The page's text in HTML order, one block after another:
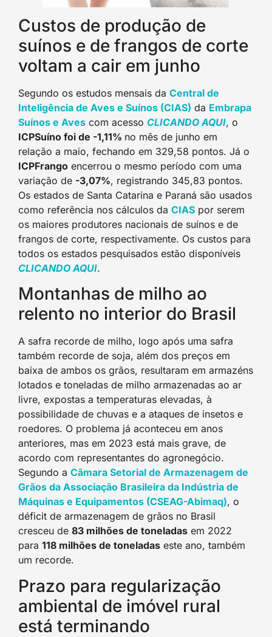
Custos de produção de
suínos e de frangos de corte
voltam a cair em junho
Segundo os estudos mensais da Central de
Inteligência de Aves e Suínos (CIAS) da Embrapa
Suínos e Aves com acesso CLICANDO AQUI, o
ICPSuíno foi de -1,11% no mês de junho em
relação a maio, fechando em 329,58 pontos. Já o
ICPFrango encerrou o mesmo período com uma
variação de -3,07%, registrando 345,83 pontos.
Os estados de Santa Catarina e Paraná são usados
como referência nos cálculos da CIAS por serem
os maiores produtores nacionais de suínos e de
frangos de corte, respectivamente. Os custos para
todos os estados pesquisados estão disponíveis
CLICANDO AQUI.
Montanhas de milho ao
relento no interior do Brasil
A safra recorde de milho, logo após uma safra
também recorde de soja, além dos preços em
baixa de ambos os grãos, resultaram em armazéns
lotados e toneladas de milho armazenadas ao ar
livre, expostas a temperaturas elevadas, à
possibilidade de chuvas e a ataques de insetos e
roedores. O problema já aconteceu em anos
anteriores, mas em 2023 está mais grave, de
acordo com representantes do agronegócio.
Segundo a Câmara Setorial de Armazenagem de
Grãos da Associação Brasileira da Indústria de
Máquinas e Equipamentos (CSEAG-Abimaq), o
déficit de armazenagem de grãos no Brasil
cresceu de 83 milhões de toneladas em 2022
para 118 milhões de toneladas este ano, também
um recorde.
Prazo para regularização
ambiental de imóvel rural
está terminando